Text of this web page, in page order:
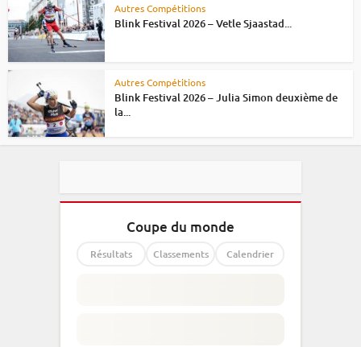
Autres Compétitions
Blink Festival 2026 – Vetle Sjaastad...
Autres Compétitions
Blink Festival 2026 – Julia Simon deuxième de
la...
Coupe du monde
Résultats Classements Calendrier